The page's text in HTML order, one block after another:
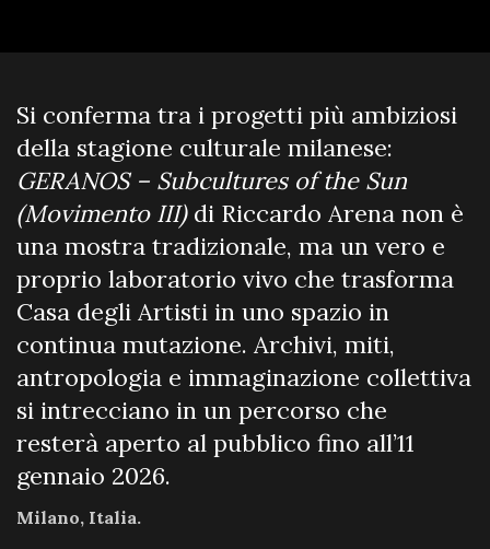
Si conferma tra i progetti più ambiziosi
della stagione culturale milanese:
GERANOS – Subcultures of the Sun
(Movimento III)di Riccardo Arena non è
una mostra tradizionale, ma un vero e
proprio laboratorio vivo che trasforma
Casa degli Artisti in uno spazio in
continua mutazione. Archivi, miti,
antropologia e immaginazione collettiva
si intrecciano in un percorso che
resterà aperto al pubblico fino all’11
gennaio 2026.
Milano, Italia.